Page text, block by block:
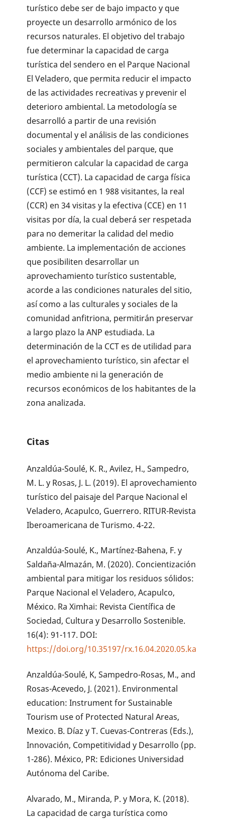
turístico debe ser de bajo impacto y que
proyecte un desarrollo armónico de los
recursos naturales. El objetivo del trabajo
fue determinar la capacidad de carga
turística del sendero en el Parque Nacional
El Veladero, que permita reducir el impacto
de las actividades recreativas y prevenir el
deterioro ambiental. La metodología se
desarrolló a partir de una revisión
documental y el análisis de las condiciones
sociales y ambientales del parque, que
permitieron calcular la capacidad de carga
turística (CCT). La capacidad de carga física
(CCF) se estimó en 1 988 visitantes, la real
(CCR) en 34 visitas y la efectiva (CCE) en 11
visitas por día, la cual deberá ser respetada
para no demeritar la calidad del medio
ambiente. La implementación de acciones
que posibiliten desarrollar un
aprovechamiento turístico sustentable,
acorde a las condiciones naturales del sitio,
así como a las culturales y sociales de la
comunidad anfitriona, permitirán preservar
a largo plazo la ANP estudiada. La
determinación de la CCT es de utilidad para
el aprovechamiento turístico, sin afectar el
medio ambiente ni la generación de
recursos económicos de los habitantes de la
zona analizada.
Citas
Anzaldúa-Soulé, K. R., Avilez, H., Sampedro,
M. L. y Rosas, J. L. (2019). El aprovechamiento
turístico del paisaje del Parque Nacional el
Veladero, Acapulco, Guerrero. RITUR-Revista
Iberoamericana de Turismo. 4-22.
Anzaldúa-Soulé, K., Martínez-Bahena, F. y
Saldaña-Almazán, M. (2020). Concientización
ambiental para mitigar los residuos sólidos:
Parque Nacional el Veladero, Acapulco,
México. Ra Ximhai: Revista Científica de
Sociedad, Cultura y Desarrollo Sostenible.
16(4): 91-117. DOI:
https://doi.org/10.35197/rx.16.04.2020.05.ka
Anzaldúa-Soulé, K, Sampedro-Rosas, M., and
Rosas-Acevedo, J. (2021). Environmental
education: Instrument for Sustainable
Tourism use of Protected Natural Areas,
Mexico. B. Díaz y T. Cuevas-Contreras (Eds.),
Innovación, Competitividad y Desarrollo (pp.
1-286). México, PR: Ediciones Universidad
Autónoma del Caribe.
Alvarado, M., Miranda, P. y Mora, K. (2018).
La capacidad de carga turística como